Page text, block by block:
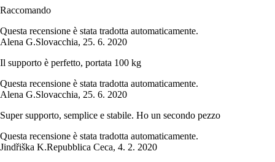
Raccomando
Questa recensione è stata tradotta automaticamente.
Alena G.Slovacchia, 25. 6. 2020
Il supporto è perfetto, portata 100 kg
Questa recensione è stata tradotta automaticamente.
Alena G.Slovacchia, 25. 6. 2020
Super supporto, semplice e stabile. Ho un secondo pezzo
Questa recensione è stata tradotta automaticamente.
Jindřiška K.Repubblica Ceca, 4. 2. 2020